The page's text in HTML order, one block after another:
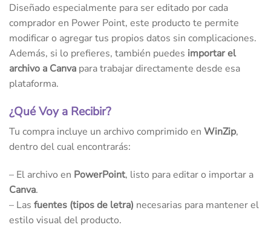
Diseñado especialmente para ser editado por cada
comprador en Power Point, este producto te permite
modificar o agregar tus propios datos sin complicaciones.
Además, si lo prefieres, también puedes importar el
archivo a Canva para trabajar directamente desde esa
plataforma.
¿Qué Voy a Recibir?
Tu compra incluye un archivo comprimido en WinZip,
dentro del cual encontrarás:
– El archivo en PowerPoint, listo para editar o importar a
Canva.
– Las fuentes (tipos de letra) necesarias para mantener el
estilo visual del producto.